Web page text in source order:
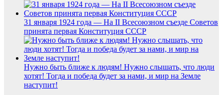
31 января 1924 года — На II Всесоюзном съезде Советов
принята первая Конституция СССР
Нужно быть ближе к людям! Нужно слышать, что люди
хотят! Тогда и победа будет за нами, и мир на Земле
наступит!